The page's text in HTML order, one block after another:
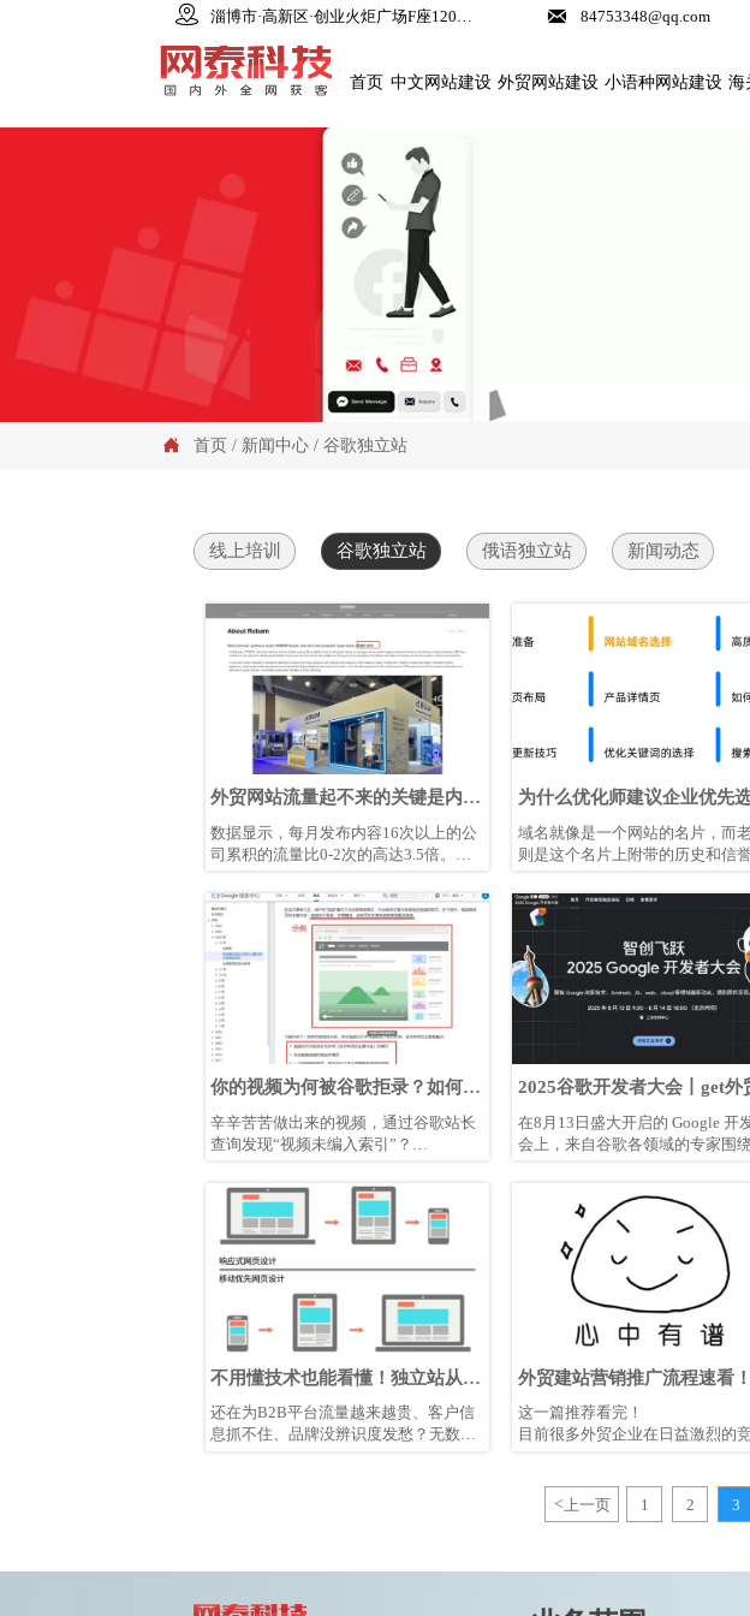
 淄博市·高新区·创业火炬广场F座1206室  84753348@qq.com
首页 中文网站建设 外贸网站建设 小语种网站建设 海
 首页 / 新闻中心 /谷歌独立站
线上培训 谷歌独立站 俄语独立站 新闻动态
外贸网站流量起不来的关键是内容
创作？
数据显示，每月发布内容16次以上的公
司累积的流量比0-2次的高达3.5倍。来
为什么优化师建议企业优先
域名建站？
域名就像是一个网站的名片，而
则是这个名片上附带的历史和信誉
吗？老域名对 SEO （搜索引擎优
影响有哪些？用老域名做独立站优
你的视频为何被谷歌拒录？如何抢
占视频SEO蓝海，收割3倍流量
辛辛苦苦做出来的视频，通过谷歌站长
查询发现“视频未编入索引”？
Google已检测到网页中的视频内容，但
决定不将其纳入搜索索引。
2025谷歌开发者大会丨get外
立站赢单的3大核心密码
在8月13日盛大开启的 Google 开
会上，来自谷歌各领域的专家围绕
国出海企业和开发者赋能，助力其
高效、智能地在全球舞台实现业务
不用懂技术也能看懂！独立站从0
到1搭建指南
还在为B2B平台流量越来越贵、客户信
息抓不住、品牌没辨识度发愁？无数的
外贸建站营销推广流程速看！
这一篇推荐看完！
目前很多外贸企业在日益激烈的竞
< 上一页 1 2 3